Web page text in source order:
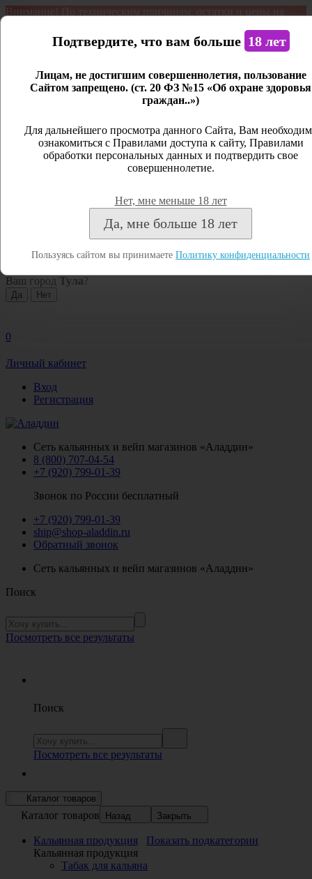
Внимание! По техническим причинам, остатки и цены на
является демонстрационным. Дистанционная продажа не
Открыть сайдбар
Личный кабинет
Закрыть
Посмотреть все результаты
Ваш город Тула ?
0
Личный кабинет
Вход
Регистрация
Сеть кальянных и вейп магазинов «Аладдин»
8 (800) 707-04-54
+7 (920) 799-01-39
Звонок по России бесплатный
+7 (920) 799-01-39
ship@shop-aladdin.ru
Обратный звонок
Сеть кальянных и вейп магазинов «Аладдин»
Поиск
Посмотреть все результаты
Поиск
Посмотреть все результаты
Каталог товаров
Каталог товаров Назад Закрыть
Кальянная продукция
Показать подкатегории
Кальянная продукция
Табак для кальяна
Подтвердите, что вам больше 18 лет
Лицам, не достигшим совершеннолетия, пользование
Сайтом запрещено. (ст. 20 ФЗ №15 «Об охране здоровья
граждан..»)
Для дальнейшего просмотра данного Сайта, Вам
ознакомиться с Правилами доступа к сайту, Правилами
обработки персональных данных и подтвердить свое
совершеннолетие.
Нет, мне меньше 18 лет
Да, мне больше 18 лет
Пользуясь сайтом вы принимаете Политику конфиденциальности